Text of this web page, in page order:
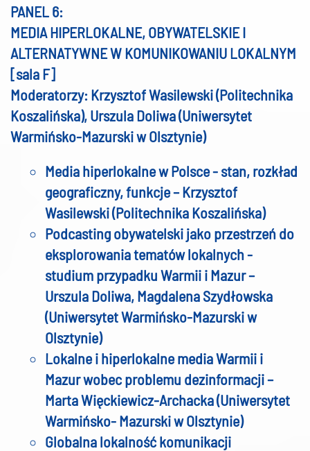
PANEL 6:
MEDIA HIPERLOKALNE, OBYWATELSKIE I
ALTERNATYWNE W KOMUNIKOWANIU LOKALNYM
[sala F]
Moderatorzy: Krzysztof Wasilewski (Politechnika
Koszalińska), Urszula Doliwa (Uniwersytet
Warmińsko-Mazurski w Olsztynie)
Media hiperlokalne w Polsce - stan, rozkład
geograficzny, funkcje – Krzysztof
Wasilewski (Politechnika Koszalińska)
Podcasting obywatelski jako przestrzeń do
eksplorowania tematów lokalnych -
studium przypadku Warmii i Mazur –
Urszula Doliwa, Magdalena Szydłowska
(Uniwersytet Warmińsko-Mazurski w
Olsztynie)
Lokalne i hiperlokalne media Warmii i
Mazur wobec problemu dezinformacji –
Marta Więckiewicz-Archacka (Uniwersytet
Warmińsko- Mazurski w Olsztynie)
Globalna lokalność komunikacji